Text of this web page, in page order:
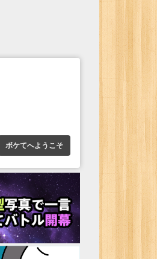
ボケてへようこそ